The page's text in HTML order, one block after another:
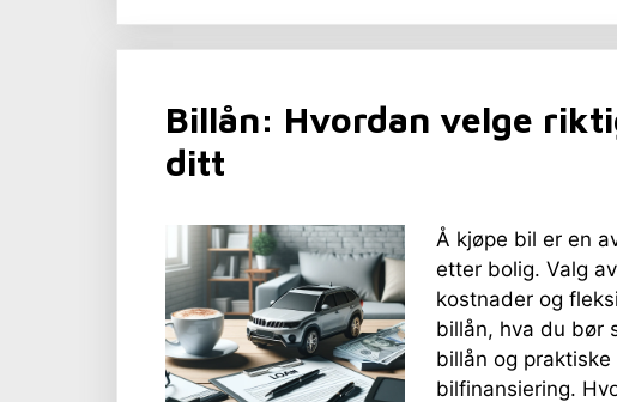
Billån: Hvordan velge
ditt
Å kjøpe bil er en
etter bolig. Valg
kostnader og
billån, hva du bør
billån og
bilfinansiering.